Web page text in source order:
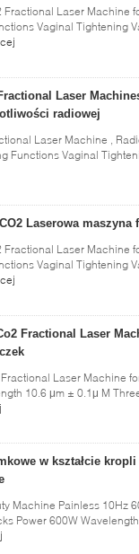
Fractional Laser Machine
Vaginal Tightening
Laser
radiowej
Laser Machine ,
Functions Vaginal
Laserowa maszyna
Fractional Laser Machine
Vaginal Tightening
Fractional Laser
Laser Machine
10.6 μm ± 0.1μ M
w kształcie
Machine Painless 10Hz
Power 600W